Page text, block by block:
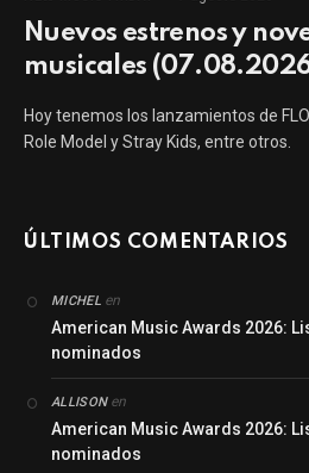
Nuevos estrenos y
musicales
Hoy tenemos los lanzamientos de
Role Model y Stray Kids, entre otros.
ÚLTIMOS COMENTARIOS
MICHEL en
American Music Awards 2026:
nominados
ALLISONen
American Music Awards 2026:
nominados